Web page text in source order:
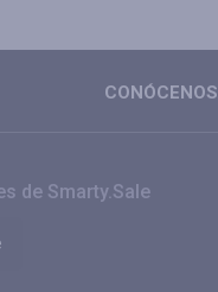
CONÓCENOS
de Smarty.Sale